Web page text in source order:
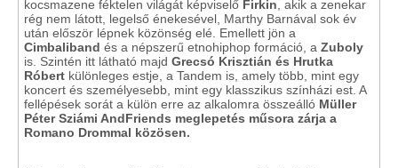
kocsmazene féktelen világát képviselő Firkin , akik a zenekar
rég nem látott, legelső énekesével, Marthy Barnával sok év
után először lépnek közönség elé. Emellett jön a
Cimbaliband és a népszerű etnohiphop formáció, a Zuboly
is. Szintén itt látható majd Grecsó Krisztián és Hrutka
Róbert különleges estje, a Tandem is, amely több, mint egy
koncert és személyesebb, mint egy klasszikus színházi est. A
fellépések sorát a külön erre az alkalomra összeálló Müller
Péter Sziámi AndFriends meglepetés műsora zárja a
Romano Drommal közösen.